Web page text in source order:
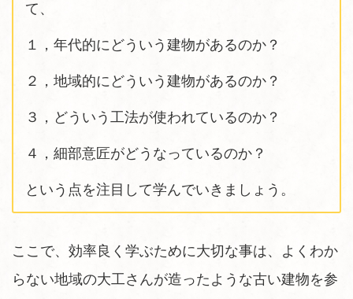
て、
１，年代的にどういう建物があるのか？
２，地域的にどういう建物があるのか？
３，どういう工法が使われているのか？
４，細部意匠がどうなっているのか？
という点を注目して学んでいきましょう。
ここで、効率良く学ぶために大切な事は、よくわか
らない地域の大工さんが造ったような古い建物を参